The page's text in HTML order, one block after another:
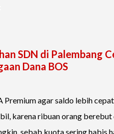
SDN di Palembang
Dana BOS
Premium agar saldo lebih
karena ribuan orang
sebab kuota sering habis